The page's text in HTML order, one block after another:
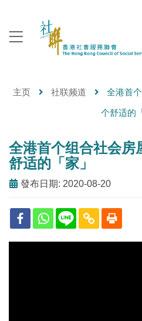
主页 社联频道 全港首
个舒适的
全港首个组合社会房
舒适的「家」
發布日期: 2020-08-20